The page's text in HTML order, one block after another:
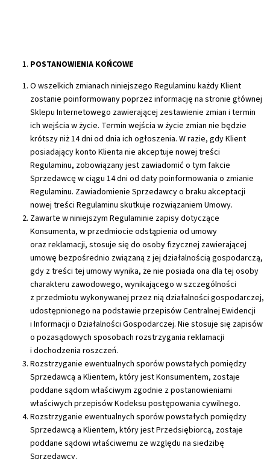
POSTANOWIENIA KOŃCOWE
O wszelkich zmianach niniejszego Regulaminu każdy Klient
zostanie poinformowany poprzez informację na stronie głównej
Sklepu Internetowego zawierającej zestawienie zmian i termin
ich wejścia w życie. Termin wejścia w życie zmian nie będzie
krótszy niż 14 dni od dnia ich ogłoszenia. W razie, gdy Klient
posiadający konto Klienta nie akceptuje nowej treści
Regulaminu, zobowiązany jest zawiadomić o tym fakcie
Sprzedawcę w ciągu 14 dni od daty poinformowania o zmianie
Regulaminu. Zawiadomienie Sprzedawcy o braku akceptacji
nowej treści Regulaminu skutkuje rozwiązaniem Umowy.
Zawarte w niniejszym Regulaminie zapisy dotyczące
Konsumenta, w przedmiocie odstąpienia od umowy
oraz reklamacji, stosuje się do osoby fizycznej zawierającej
umowę bezpośrednio związaną z jej działalnością gospodarczą,
gdy z treści tej umowy wynika, że nie posiada ona dla tej osoby
charakteru zawodowego, wynikającego w szczególności
z przedmiotu wykonywanej przez nią działalności gospodarczej,
udostępnionego na podstawie przepisów Centralnej Ewidencji
i Informacji o Działalności Gospodarczej. Nie stosuje się zapisów
o pozasądowych sposobach rozstrzygania reklamacji
i dochodzenia roszczeń.
Rozstrzyganie ewentualnych sporów powstałych pomiędzy
Sprzedawcą a Klientem, który jest Konsumentem, zostaje
poddane sądom właściwym zgodnie z postanowieniami
właściwych przepisów Kodeksu postępowania cywilnego.
Rozstrzyganie ewentualnych sporów powstałych pomiędzy
Sprzedawcą a Klientem, który jest Przedsiębiorcą, zostaje
poddane sądowi właściwemu ze względu na siedzibę
Sprzedawcy.